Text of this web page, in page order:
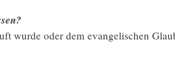
wurde oder dem evangelischen